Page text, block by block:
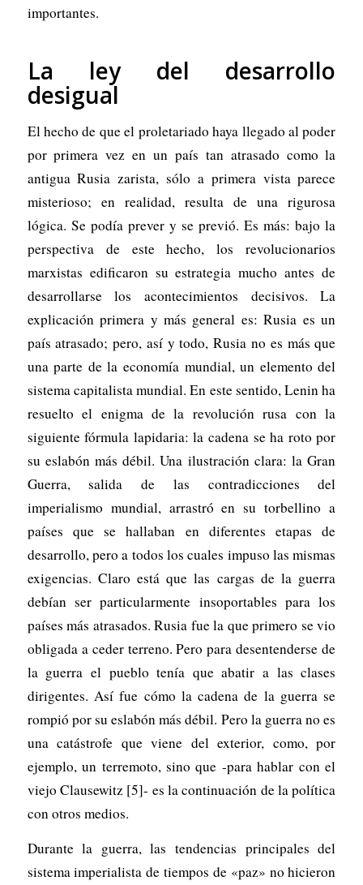
importantes.
La ley del desarrollo
desigual
El hecho de que el proletariado haya llegado al poder
por primera vez en un país tan atrasado como la
antigua Rusia zarista, sólo a primera vista parece
misterioso; en realidad, resulta de una rigurosa
lógica. Se podía prever y se previó. Es más: bajo la
perspectiva de este hecho, los revolucionarios
marxistas edificaron su estrategia mucho antes de
desarrollarse los acontecimientos decisivos. La
explicación primera y más general es: Rusia es un
país atrasado; pero, así y todo, Rusia no es más que
una parte de la economía mundial, un elemento del
sistema capitalista mundial. En este sentido, Lenin ha
resuelto el enigma de la revolución rusa con la
siguiente fórmula lapidaria: la cadena se ha roto por
su eslabón más débil. Una ilustración clara: la Gran
Guerra, salida de las contradicciones del
imperialismo mundial, arrastró en su torbellino a
países que se hallaban en diferentes etapas de
desarrollo, pero a todos los cuales impuso las mismas
exigencias. Claro está que las cargas de la guerra
debían ser particularmente insoportables para los
países más atrasados. Rusia fue la que primero se vio
obligada a ceder terreno. Pero para desentenderse de
la guerra el pueblo tenía que abatir a las clases
dirigentes. Así fue cómo la cadena de la guerra se
rompió por su eslabón más débil. Pero la guerra no es
una catástrofe que viene del exterior, como, por
ejemplo, un terremoto, sino que -para hablar con el
viejo Clausewitz [5]- es la continuación de la política
con otros medios.
Durante la guerra, las tendencias principales del
sistema imperialista de tiempos de «paz» no hicieron